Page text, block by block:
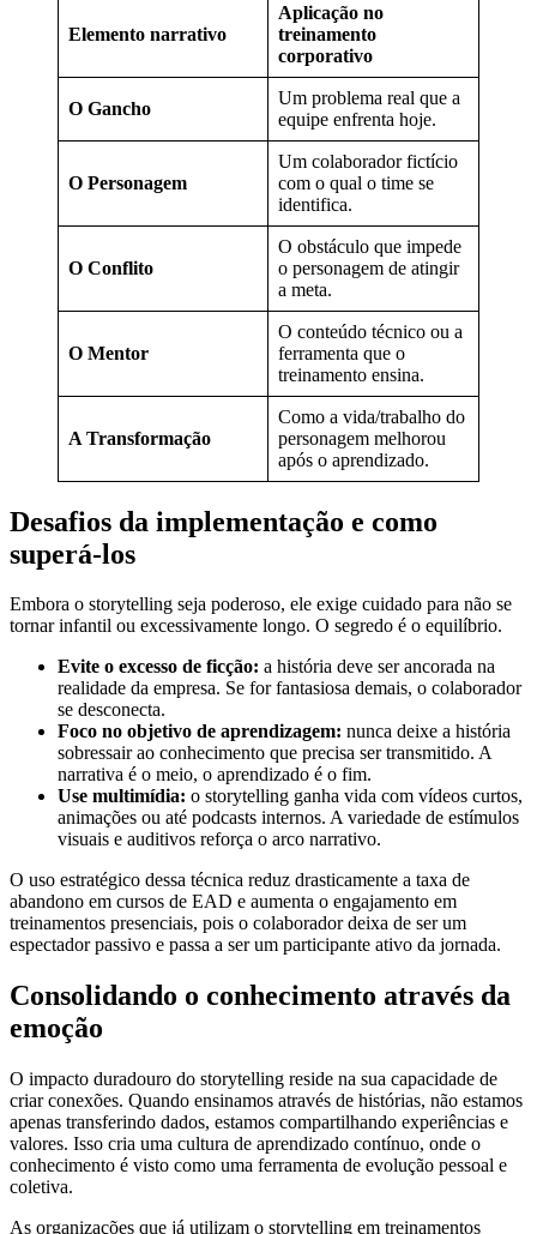
Elemento narrativo
Aplicação no
treinamento
corporativo
O Gancho
Um problema real que a
equipe enfrenta hoje.
O Personagem
Um colaborador fictício
com o qual o time se
identifica.
O Conflito
O obstáculo que impede
o personagem de atingir
a meta.
O Mentor
O conteúdo técnico ou a
ferramenta que o
treinamento ensina.
A Transformação
Como a vida/trabalho do
personagem melhorou
após o aprendizado.
Desafios da implementação e como
superá-los
Embora o storytelling seja poderoso, ele exige cuidado para não se
tornar infantil ou excessivamente longo. O segredo é o equilíbrio.
Evite o excesso de ficção: a história deve ser ancorada na
realidade da empresa. Se for fantasiosa demais, o colaborador
se desconecta.
Foco no objetivo de aprendizagem: nunca deixe a história
sobressair ao conhecimento que precisa ser transmitido. A
narrativa é o meio, o aprendizado é o fim.
Use multimídia: o storytelling ganha vida com vídeos curtos,
animações ou até podcasts internos. A variedade de estímulos
visuais e auditivos reforça o arco narrativo.
O uso estratégico dessa técnica reduz drasticamente a taxa de
abandono em cursos de EAD e aumenta o engajamento em
treinamentos presenciais, pois o colaborador deixa de ser um
espectador passivo e passa a ser um participante ativo da jornada.
Consolidando o conhecimento através da
emoção
O impacto duradouro do storytelling reside na sua capacidade de
criar conexões. Quando ensinamos através de histórias, não estamos
apenas transferindo dados, estamos compartilhando experiências e
valores. Isso cria uma cultura de aprendizado contínuo, onde o
conhecimento é visto como uma ferramenta de evolução pessoal e
coletiva.
As organizações que já utilizam o storytelling em treinamentos